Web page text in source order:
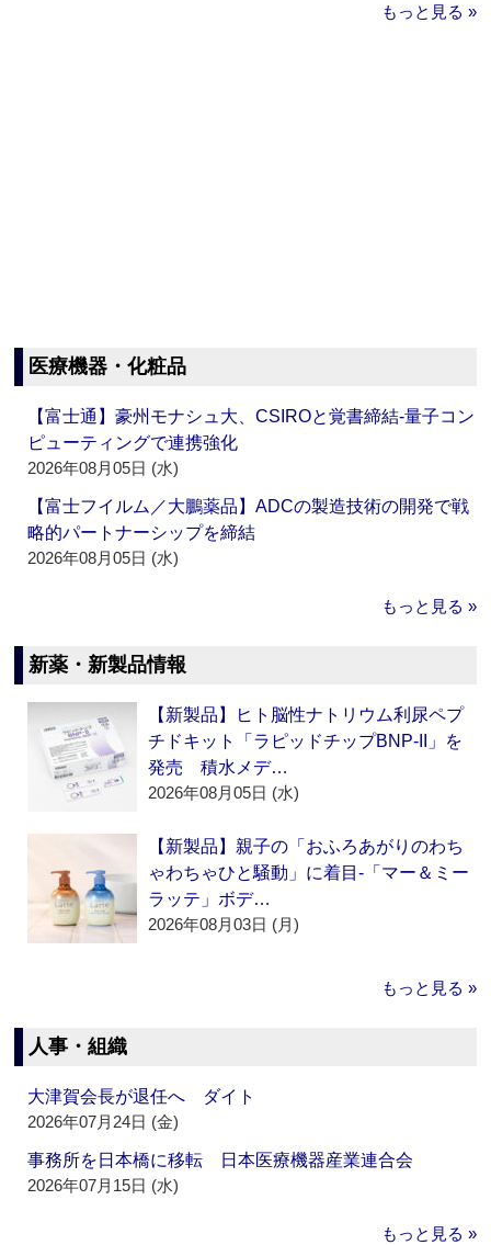
もっと見る »
医療機器・化粧品
【富士通】豪州モナシュ大、CSIROと覚書締結‐量子コン
ピューティングで連携強化
2026年08月05日 (水)
【富士フイルム／大鵬薬品】ADCの製造技術の開発で戦
略的パートナーシップを締結
2026年08月05日 (水)
もっと見る »
新薬・新製品情報
【新製品】ヒト脳性ナトリウム利尿ペプ
チドキット「ラピッドチップBNP-II」を
発売 積水メデ…
2026年08月05日 (水)
【新製品】親子の「おふろあがりのわち
ゃわちゃひと騒動」に着目‐「マー＆ミー
ラッテ」ボデ…
2026年08月03日 (月)
もっと見る »
人事・組織
大津賀会長が退任へ ダイト
2026年07月24日 (金)
事務所を日本橋に移転 日本医療機器産業連合会
2026年07月15日 (水)
もっと見る »